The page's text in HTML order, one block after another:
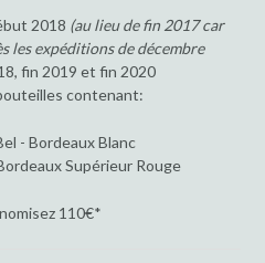
2018 (au lieu de fin 2017 car
les expéditions de décembre
fin 2019 et fin 2020
contenant:
- Bordeaux Blanc
Supérieur Rouge
110€*